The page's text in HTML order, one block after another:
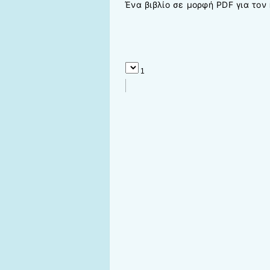
Ένα βιβλίο σε μορφή PDF για τον